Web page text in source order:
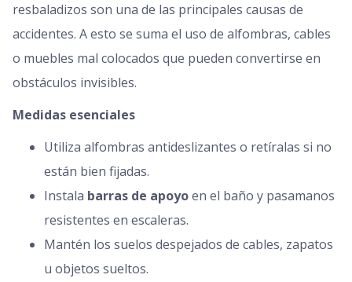
resbaladizos son una de las principales causas de
accidentes. A esto se suma el uso de alfombras, cables
o muebles mal colocados que pueden convertirse en
obstáculos invisibles.
Medidas esenciales
Utiliza alfombras antideslizantes o retíralas si no
están bien fijadas.
Instala barras de apoyoen el baño y pasamanos
resistentes en escaleras.
Mantén los suelos despejados de cables, zapatos
u objetos sueltos.